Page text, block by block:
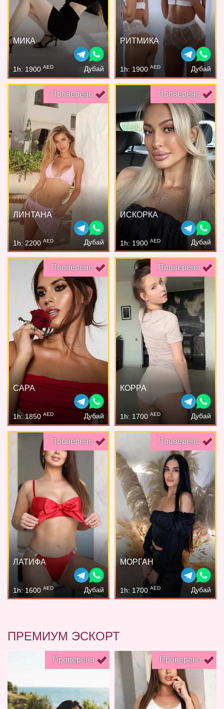
МИКА
1h: 1900 AED Дубай
РИТМИКА
1h: 1900 AED Дубай
Проверено
ЛИНТАНА
1h: 2200 AED Дубай
Проверено
ИСКОРКА
1h: 1900 AED Дубай
Проверено
САРА
1h: 1850 AED Дубай
Проверено
КОРРА
1h: 1700 AED Дубай
Проверено
ЛАТИФА
1h: 1600 AED Дубай
Проверено
МОРГАН
1h: 1700AED Дубай
ПРЕМИУМ ЭСКОРТ
Проверено Проверено